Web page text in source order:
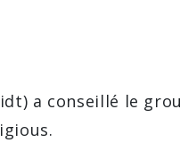
a conseillé le